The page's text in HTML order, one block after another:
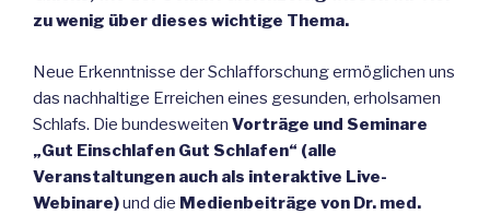
zu wenig über dieses wichtige Thema.
Neue Erkenntnisse der Schlafforschung ermöglichen uns
das nachhaltige Erreichen eines gesunden, erholsamen
Schlafs. Die bundesweiten Vorträge und Seminare
„Gut Einschlafen Gut Schlafen“ (alle
Veranstaltungen auch als interaktive Live-
Webinare)und die Medienbeiträge von Dr. med.